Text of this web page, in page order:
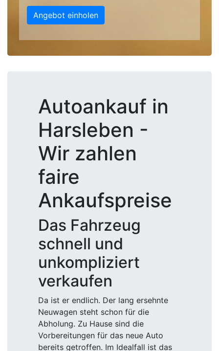
Angebot einholen
Autoankauf in
Harsleben -
Wir zahlen
faire
Ankaufspreise
Das Fahrzeug
schnell und
unkompliziert
verkaufen
Da ist er endlich. Der lang ersehnte
Neuwagen steht schon für die
Abholung. Zu Hause sind die
Vorbereitungen für das neue Auto
bereits getroffen. Im Idealfall ist das